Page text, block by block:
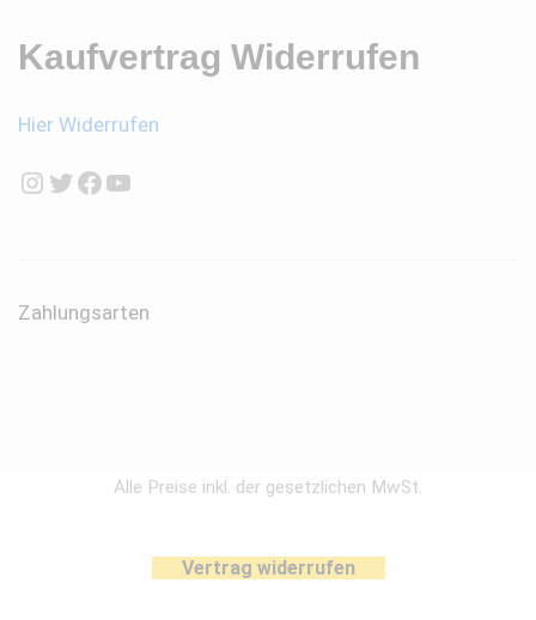
Kaufvertrag Widerrufen
Hier Widerrufen
Instagram
Twitter
Facebook
YouTube
Zahlungsarten
Alle Preise inkl. der gesetzlichen MwSt.
Vertrag widerrufen